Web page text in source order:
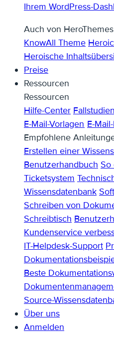
Ihrem WordPress-
Auch von HeroThemes
KnowAll Theme
Heroische
Preise
Ressourcen
Ressourcen
Hilfe-Center Fallstudien
E-Mail-Vorlagen E-
Empfohlene
Erstellen einer
Benutzerhandbuch So
Ticketsystem
Wissensdatenbank
Schreiben von
Schreibtisch
Kundenservice
IT-Helpdesk-Support
Beste
Source-
Über uns
Anmelden